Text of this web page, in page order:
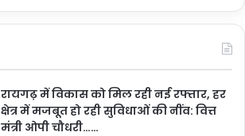
रायगढ़ में विकास को मिल रही नई रफ्तार, हर
क्षेत्र में मजबूत हो रही सुविधाओं की नींव: वित्त
मंत्री ओपी चौधरी……